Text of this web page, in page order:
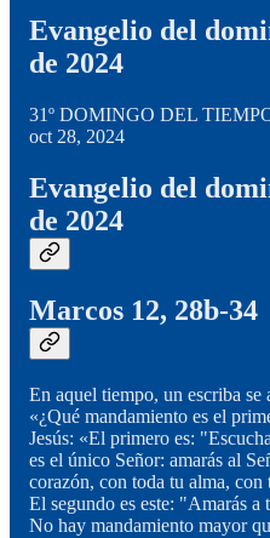
Evangelio del
de 2024
31º DOMINGO DEL
oct 28, 2024
Evangelio del
de 2024
Marcos 12, 28b-34
En aquel tiempo, un escriba se
«¿Qué mandamiento es el
Jesús: «El primero es:
es el único Señor: amarás al
corazón, con toda tu alma,
El segundo es este: "Amarás
No hay mandamiento mayor